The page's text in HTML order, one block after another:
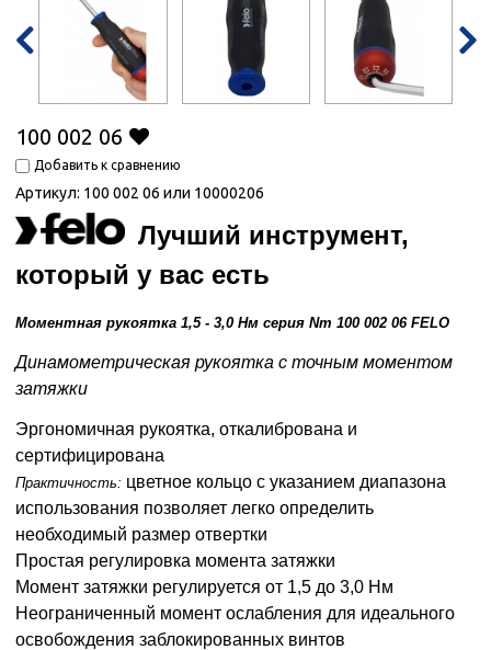
 
100 002 06
Добавить к сравнению
Артикул: 100 002 06 или 10000206
Лучший инструмент,
который у вас есть
Моментная рукоятка 1,5 - 3,0 Нм серия Nm 100 002 06FELO
Динамометрическая рукоятка с точным моментом
затяжки
Эргономичная рукоятка, откалибрована и
сертифицирована
Практичность: цветное кольцо с указанием диапазона
использования позволяет легко определить
необходимый размер отвертки
Простая регулировка момента затяжки
Момент затяжки регулируется от 1,5 до 3,0 Нм
Неограниченный момент ослабления для идеального
освобождения заблокированных винтов